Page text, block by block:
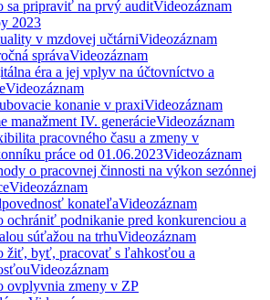
sa pripraviť na prvý auditVideozáznam
2023
v mzdovej učtárniVideozáznam
správaVideozáznam
éra a jej vplyv na účtovníctvo a
Videozáznam
konanie v praxiVideozáznam
manažment IV. generácieVideozáznam
pracovného času a zmeny v
práce od 01.06.2023Videozáznam
o pracovnej činnosti na výkon sezónnej
Videozáznam
konateľaVideozáznam
ochrániť podnikanie pred konkurenciou a
súťažou na trhuVideozáznam
žiť, byť, pracovať s ľahkosťou a
Videozáznam
ovplyvnia zmeny v ZP